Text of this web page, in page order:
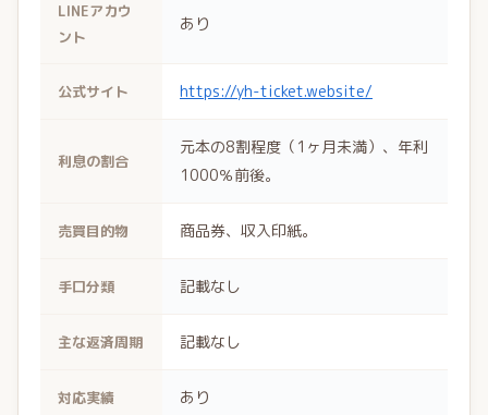
LINEアカウ
ント
あり
公式サイト https://yh-ticket.website/
利息の割合
元本の8割程度（1ヶ月未満）、年利
1000％前後。
売買目的物 商品券、収入印紙。
手口分類 記載なし
主な返済周期 記載なし
対応実績 あり